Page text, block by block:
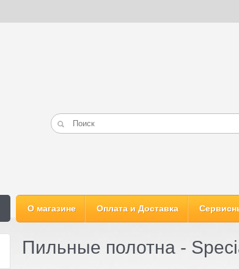
О магазине Оплата и Доставка
Пильные полотна -